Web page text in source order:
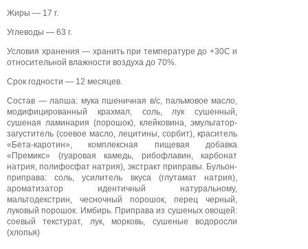
Жиры — 17 г.
Углеводы — 63 г.
Условия хранения — хранить при температуре до +30С и
относительной влажности воздуха до 70%.
Срок годности — 12 месяцев.
Состав — лапша: мука пшеничная в/с, пальмовое масло,
модифицированный крахмал, соль, лук сушенный,
сушеная ламинария (порошок), клейковина, эмульгатор-
загуститель (соевое масло, лецитины, сорбит), краситель
«Бета-каротин», комплексная пищевая добавка
«Премикс» (гуаровая камедь, рибофлавин, карбонат
натрия, полифосфат натрия), экстракт приправы. Бульон-
приправа: соль, усилитель вкуса (глутамат натрия),
ароматизатор идентичный натуральному,
мальтодекстрин, чесночный порошок, перец черный,
луковый порошок. Имбирь. Приправа из сушеных овощей:
соевый текстурат, лук, морковь, сушеные водоросли
(хлопья)